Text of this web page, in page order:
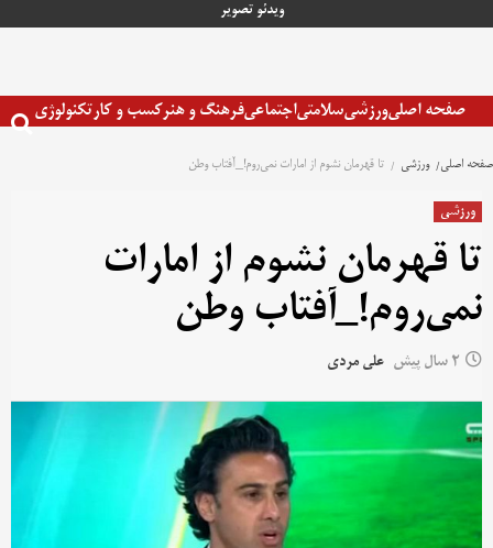
ویدئو تصویر
صفحه اصلیورزشیسلامتیاجتماعیفرهنگ و هنرکسب و کارتکنولوژی
صفحه اصلی ورزشی تا قهرمان نشوم از امارات نمی‌روم!_آفتاب وطن
ورزشی
تا قهرمان نشوم از امارات
نمی‌روم!_آفتاب وطن
2 سال پیش علی مردی